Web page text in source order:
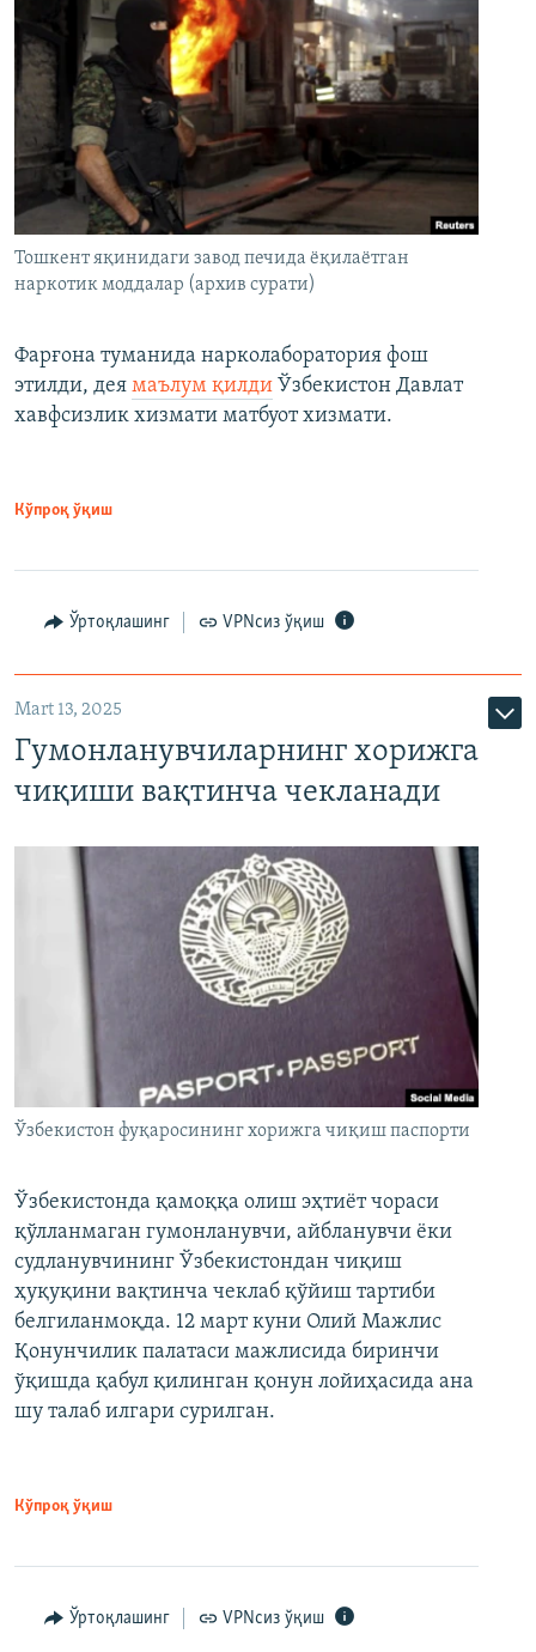
Тошкент яқинидаги завод печида ёқилаётган
наркотик моддалар (архив сурати)
Фарғона туманида нарколаборатория фош
этилди, дея маълум қилди Ўзбекистон Давлат
хавфсизлик хизмати матбуот хизмати.
Кўпроқ ўқиш
Ўртоқлашинг VPNсиз ўқиш
Mart 13, 2025
Гумонланувчиларнинг хорижга
чиқиши вақтинча чекланади
Ўзбекистон фуқаросининг хорижга чиқиш паспорти
Ўзбекистонда қамоққа олиш эҳтиёт чораси
қўлланмаган гумонланувчи, айбланувчи ёки
судланувчининг Ўзбекистондан чиқиш
ҳуқуқини вақтинча чеклаб қўйиш тартиби
белгиланмоқда. 12 март куни Олий Мажлис
Қонунчилик палатаси мажлисида биринчи
ўқишда қабул қилинган қонун лойиҳасида ана
шу талаб илгари сурилган.
Кўпроқ ўқиш
Ўртоқлашинг VPNсиз ўқиш